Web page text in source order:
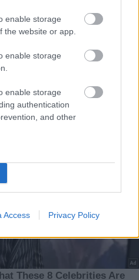
enable storage
the website or app.
enable storage
enable storage
authentication
and other
Access Privacy Policy